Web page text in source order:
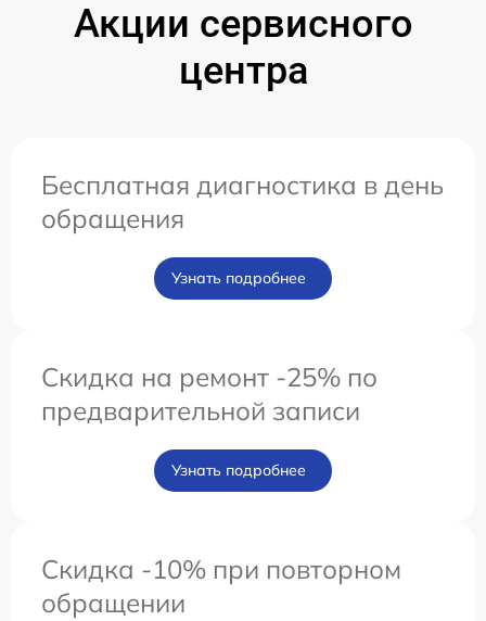
Акции сервисного
центра
Бесплатная диагностика в день
обращения
Узнать подробнее
Скидка на ремонт -25% по
предварительной записи
Узнать подробнее
Скидка -10% при повторном
обращении